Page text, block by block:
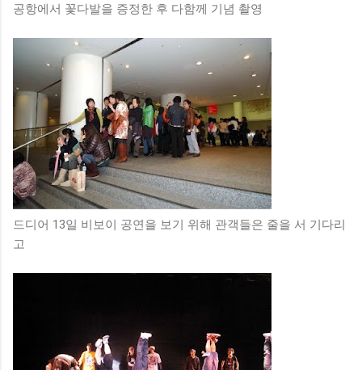
공항에서 꽃다발을 증정한 후 다함께 기념 촬영
드디어 13일 비보이 공연을 보기 위해 관객들은 줄을 서 기다리
고